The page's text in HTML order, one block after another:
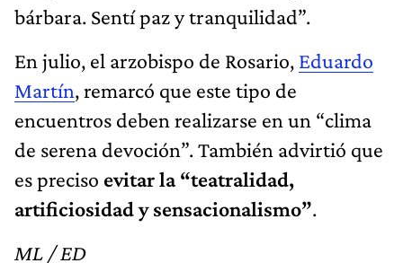
bárbara. Sentí paz y tranquilidad”.
En julio, el arzobispo de Rosario, Eduardo
Martín, remarcó que este tipo de
encuentros deben realizarse en un “clima
de serena devoción”. También advirtió que
es preciso evitar la “teatralidad,
artificiosidad y sensacionalismo”.
ML / ED